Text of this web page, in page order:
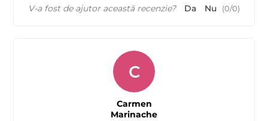
V-a fost de ajutor această recenzie? Da Nu (0/0)
C
Carmen
Marinache